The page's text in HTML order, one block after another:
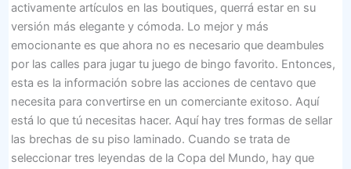
activamente artículos en las boutiques, querrá estar en su
versión más elegante y cómoda. Lo mejor y más
emocionante es que ahora no es necesario que deambules
por las calles para jugar tu juego de bingo favorito. Entonces,
esta es la información sobre las acciones de centavo que
necesita para convertirse en un comerciante exitoso. Aquí
está lo que tú necesitas hacer. Aquí hay tres formas de sellar
las brechas de su piso laminado. Cuando se trata de
seleccionar tres leyendas de la Copa del Mundo, hay que